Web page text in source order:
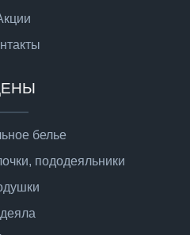
белье
пододеяльники